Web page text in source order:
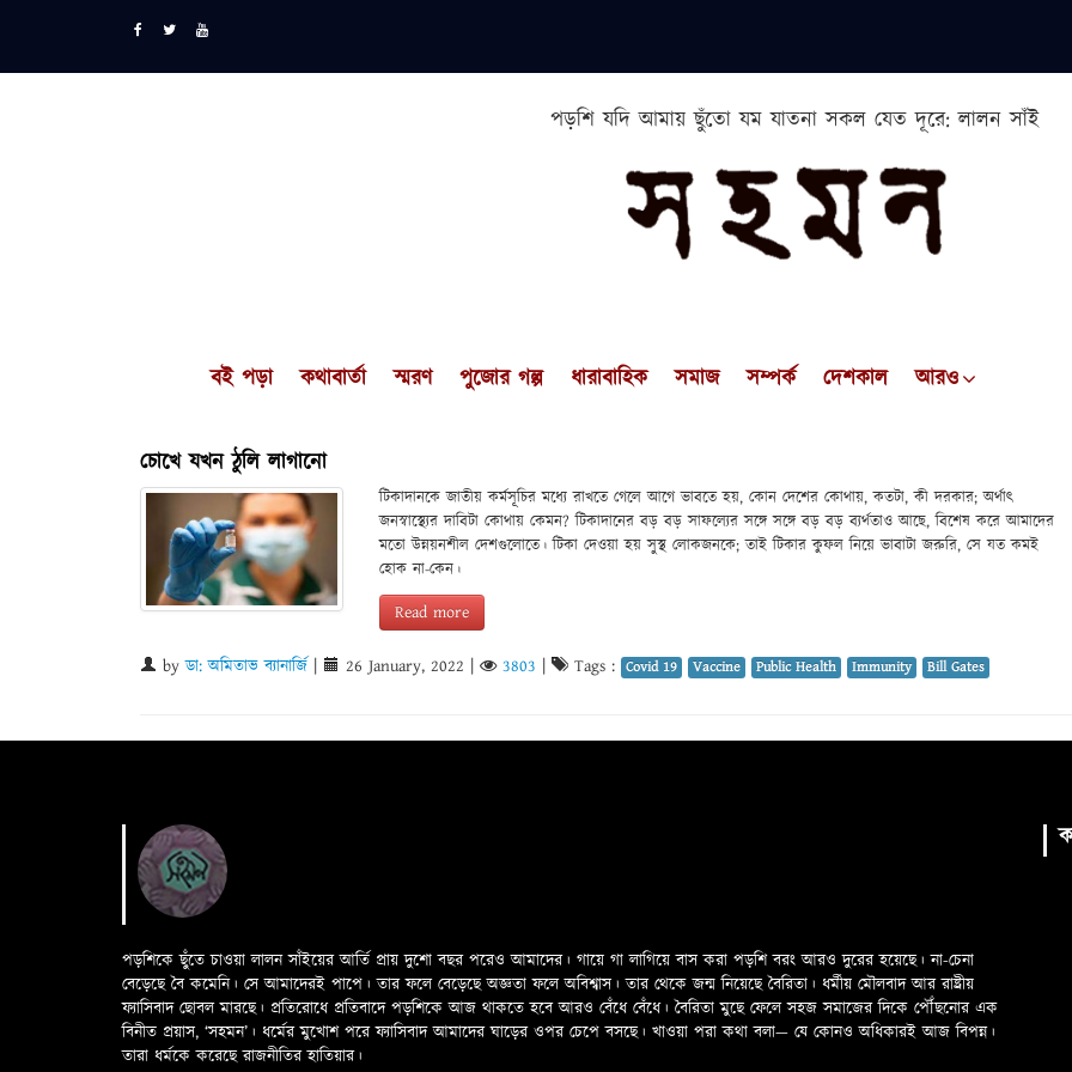
পড়শি যদি আমায় ছুঁতো যম যাতনা সকল যেত দূরে: লালন সাঁই
বই পড়া কথাবার্তা স্মরণ পুজোর গল্প ধারাবাহিক সমাজ সম্পর্ক দেশকাল আরও
চোখে যখন ঠুলি লাগানো
টিকাদানকে জাতীয় কর্মসূচির মধ্যে রাখতে গেলে আগে ভাবতে হয়, কোন দেশের কোথায়, কতটা, কী দরকার; অর্থাৎ
জনস্বাস্থ্যের দাবিটা কোথায় কেমন? টিকাদানের বড় বড় সাফল্যের সঙ্গে সঙ্গে বড় বড় ব্যর্থতাও আছে, বিশেষ করে আমাদের
মতো উন্নয়নশীল দেশগুলোতে। টিকা দেওয়া হয় সুস্থ লোকজনকে; তাই টিকার কুফল নিয়ে ভাবাটা জরুরি, সে যত কমই
হোক না-কেন।
Read more
byডা: অমিতাভ ব্যানার্জি 26 January, 2022 3803 Tags : Covid 19 Vaccine Public Health Immunity Bill Gates
পড়শিকে ছুঁতে চাওয়া লালন সাঁইয়ের আর্তি প্রায় দুশো বছর পরেও আমাদের। গায়ে গা লাগিয়ে বাস করা পড়শি বরং আরও দুরের হয়েছে। না-চেনা
বেড়েছে বৈ কমেনি। সে আমাদেরই পাপে। তার ফলে বেড়েছে অজ্ঞতা ফলে অবিশ্বাস। তার থেকে জন্ম নিয়েছে বৈরিতা। ধর্মীয় মৌলবাদ আর রাষ্ট্রীয়
ফ্যাসিবাদ ছোবল মারছে। প্রতিরোধে প্রতিবাদে পড়শিকে আজ থাকতে হবে আরও বেঁধে বেঁধে। বৈরিতা মুছে ফেলে সহজ সমাজের দিকে পৌঁছনোর এক
বিনীত প্রয়াস, ‘সহমন’। ধর্মের মুখোশ পরে ফ্যাসিবাদ আমাদের ঘাড়ের ওপর চেপে বসছে। খাওয়া পরা কথা বলা—­­ যে কোনও অধিকারই আজ বিপন্ন।
তারা ধর্মকে করেছে রাজনীতির হাতিয়ার।